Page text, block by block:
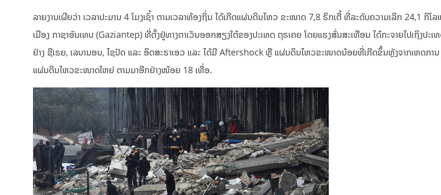
ລາຍງານເຜີຍວ່າ ເວລາປະມານ 4 ໂມງເຊົ້າ ຕາມເວລາທ້ອງຖິ່ນ ໄດ້ເກີດແຜ່ນດິນໄຫວ ຂະໜາດ 7,8 ຣິກເຕີ້ ທີ່ລະດັບຄວາມເລິກ 24,1 ກິໂ
ເມືອງ ກາຊາອັນເທບ (Gaziantep) ທີ່ຕັ້ງຢູ່ທາງຕາເວັນອອກສຽງໃຕ້ຂອງປະເທດ ຕຸຣເຄຍ ໂດຍແຮງສັ່ນສະເທືອນ ໄດ້ກະຈາຍໄປເຖິງປະເ
ຢ່າງ ຊີເຣຍ, ເລບານອນ, ໄຊປັດ ແລະ ອິດສະຣາເອວ ແລະ ໄດ້ມີ Aftershock ຫຼື ແຜ່ນດິນໄຫວຂະໜາດນ້ອຍທີ່ເກີດຂຶ້ນຫຼັງຈາກເຫດການ
ແຜ່ນດິນໄຫວຂະໜາດໃຫຍ່ ຕາມມາອີກຢ່າງໜ້ອຍ 18 ເທື່ອ.